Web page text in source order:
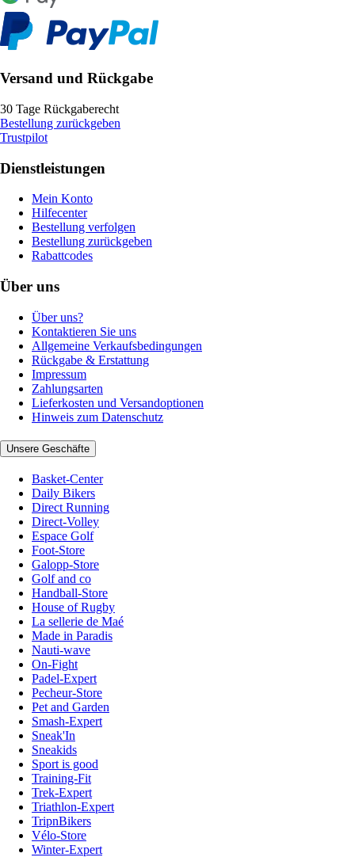
Versand und Rückgabe
30 Tage Rückgaberecht
Bestellung zurückgeben
Trustpilot
Dienstleistungen
Mein Konto
Hilfecenter
Bestellung verfolgen
Bestellung zurückgeben
Rabattcodes
Über uns
Über uns?
Kontaktieren Sie uns
Allgemeine Verkaufsbedingungen
Rückgabe & Erstattung
Impressum
Zahlungsarten
Lieferkosten und Versandoptionen
Hinweis zum Datenschutz
Unsere Geschäfte
Basket-Center
Daily Bikers
Direct Running
Direct-Volley
Espace Golf
Foot-Store
Galopp-Store
Golf and co
Handball-Store
House of Rugby
La sellerie de Maé
Made in Paradis
Nauti-wave
On-Fight
Padel-Expert
Pecheur-Store
Pet and Garden
Smash-Expert
Sneak'In
Sneakids
Sport is good
Training-Fit
Trek-Expert
Triathlon-Expert
TripnBikers
Vélo-Store
Winter-Expert